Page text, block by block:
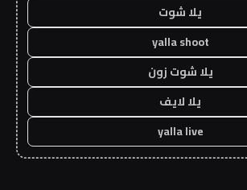
يلا شوت
yalla shoot
يلا شوت زون
يلا لايف
yalla live